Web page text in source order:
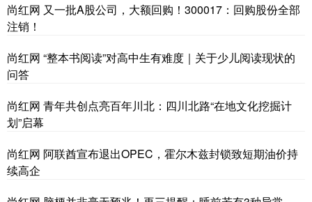
尚红网 又一批A股公司，大额回购！300017：回购股份全部
注销！
尚红网 “整本书阅读”对高中生有难度｜关于少儿阅读现状的
问答
尚红网 青年共创点亮百年川北：四川北路“在地文化挖掘计
划”启幕
尚红网 阿联酋宣布退出OPEC，霍尔木兹封锁致短期油价持
续高企